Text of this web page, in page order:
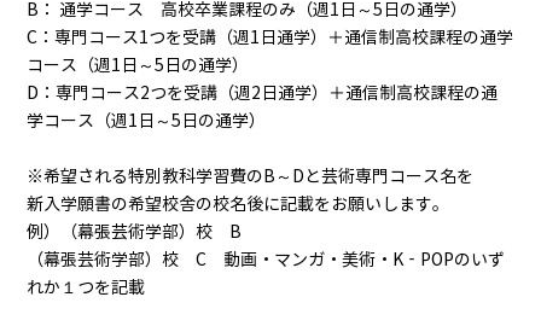
B： 通学コース 高校卒業課程のみ（週1日～5日の通学）
C：専門コース1つを受講（週1日通学）＋通信制高校課程の通学
コース（週1日～5日の通学）
D：専門コース2つを受講（週2日通学）＋通信制高校課程の通
学コース（週1日～5日の通学）
※希望される特別教科学習費のB～Dと芸術専門コース名を
新入学願書の希望校舎の校名後に記載をお願いします。
例）（幕張芸術学部）校 B
（幕張芸術学部）校 C 動画・マンガ・美術・K‐POPのいず
れか１つを記載